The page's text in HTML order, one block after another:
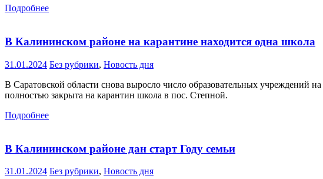
Подробнее
В Калининском районе на карантине находится одна школа
31.01.2024 Без рубрики, Новость дня
В Саратовской области снова выросло число образовательных
полностью закрыта на карантин школа в пос. Степной.
Подробнее
В Калининском районе дан старт Году семьи
31.01.2024 Без рубрики, Новость дня